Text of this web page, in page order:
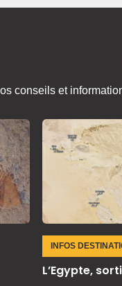
conseils et
INFOS
L’Egypte,